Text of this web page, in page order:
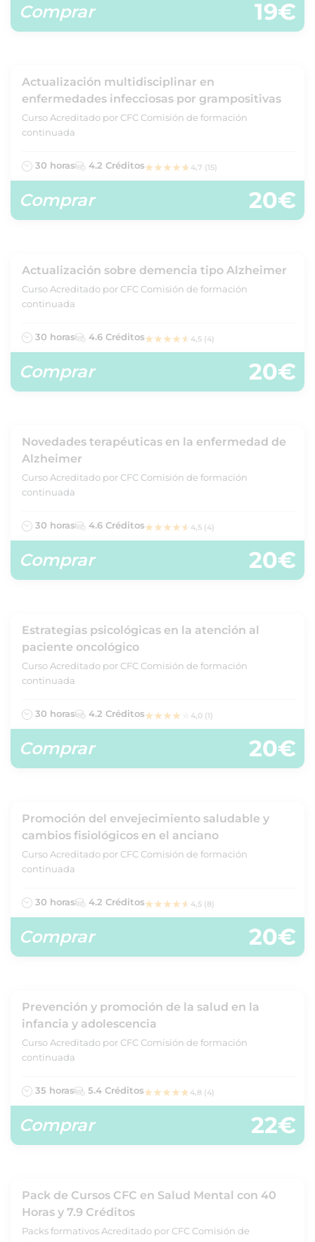
19€
Comprar
Actualización multidisciplinar en
enfermedades infecciosas por grampositivas
Curso Acreditado por CFC Comisión de formación
continuada
30 horas 4.2 Créditos 4,7 (15)
20€
Comprar
Actualización sobre demencia tipo Alzheimer
Curso Acreditado por CFC Comisión de formación
continuada
30 horas 4.6 Créditos 4,5 (4)
20€
Comprar
Novedades terapéuticas en la enfermedad de
Alzheimer
Curso Acreditado por CFC Comisión de formación
continuada
30 horas 4.6 Créditos 4,5 (4)
20€
Comprar
Estrategias psicológicas en la atención al
paciente oncológico
Curso Acreditado por CFC Comisión de formación
continuada
30 horas 4.2 Créditos 4,0 (1)
20€
Comprar
Promoción del envejecimiento saludable y
cambios fisiológicos en el anciano
Curso Acreditado por CFC Comisión de formación
continuada
30 horas 4.2 Créditos 4,5 (8)
20€
Comprar
Prevención y promoción de la salud en la
infancia y adolescencia
Curso Acreditado por CFC Comisión de formación
continuada
35 horas 5.4 Créditos 4,8 (4)
22€
Comprar
Pack de Cursos CFC en Salud Mental con 40
Horas y 7.9 Créditos
Packs formativos Acreditado por CFC Comisión de